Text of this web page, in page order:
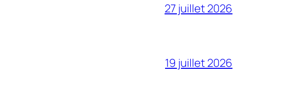
27 juillet 2026
19 juillet 2026